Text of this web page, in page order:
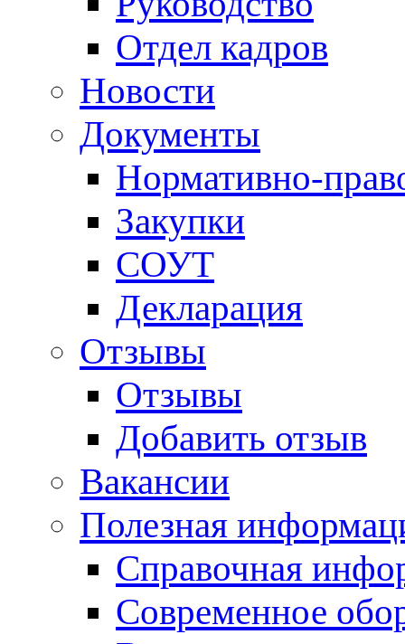
Отдел кадров
Новости
Документы
Нормативно-
Закупки
СОУТ
Декларация
Отзывы
Отзывы
Добавить отзыв
Вакансии
Полезная
Справочная
Современное